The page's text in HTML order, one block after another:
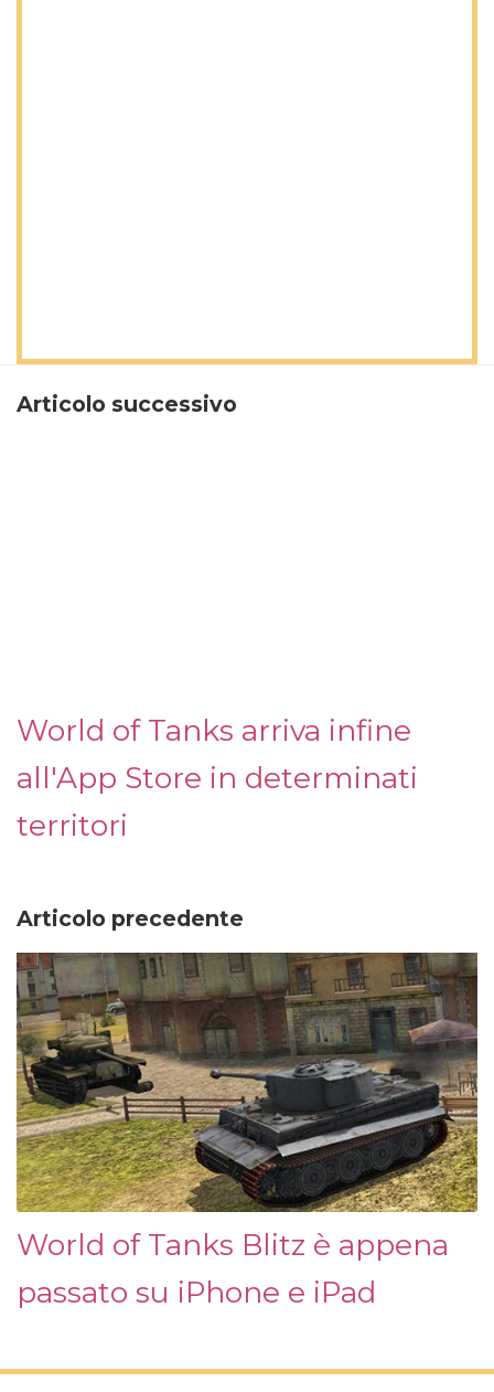
Articolo successivo
World of Tanks arriva infine
all'App Store in determinati
territori
Articolo precedente
World of Tanks Blitz è appena
passato su iPhone e iPad